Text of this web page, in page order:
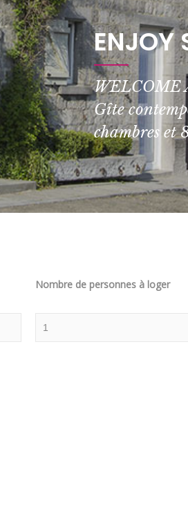
ENJOY
WELCOME
Gîte
chambres et
Nombre de personnes à loger